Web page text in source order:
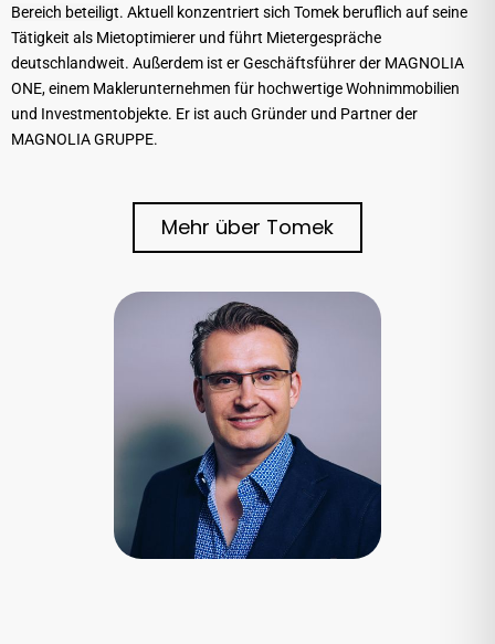
Bereich beteiligt. Aktuell konzentriert sich Tomek beruflich auf seine
Tätigkeit als Mietoptimierer und führt Mietergespräche
deutschlandweit. Außerdem ist er Geschäftsführer der MAGNOLIA
ONE, einem Maklerunternehmen für hochwertige Wohnimmobilien
und Investmentobjekte. Er ist auch Gründer und Partner der
MAGNOLIA GRUPPE.
Mehr über Tomek